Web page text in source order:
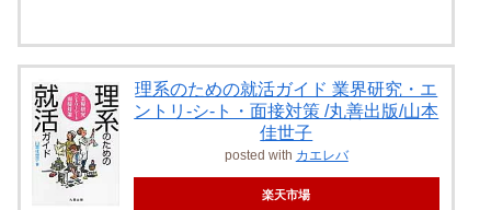
理系のための就活ガイド 業界研究・エ
ントリ-シ-ト・面接対策 /丸善出版/山本
佳世子
posted with カエレバ
楽天市場